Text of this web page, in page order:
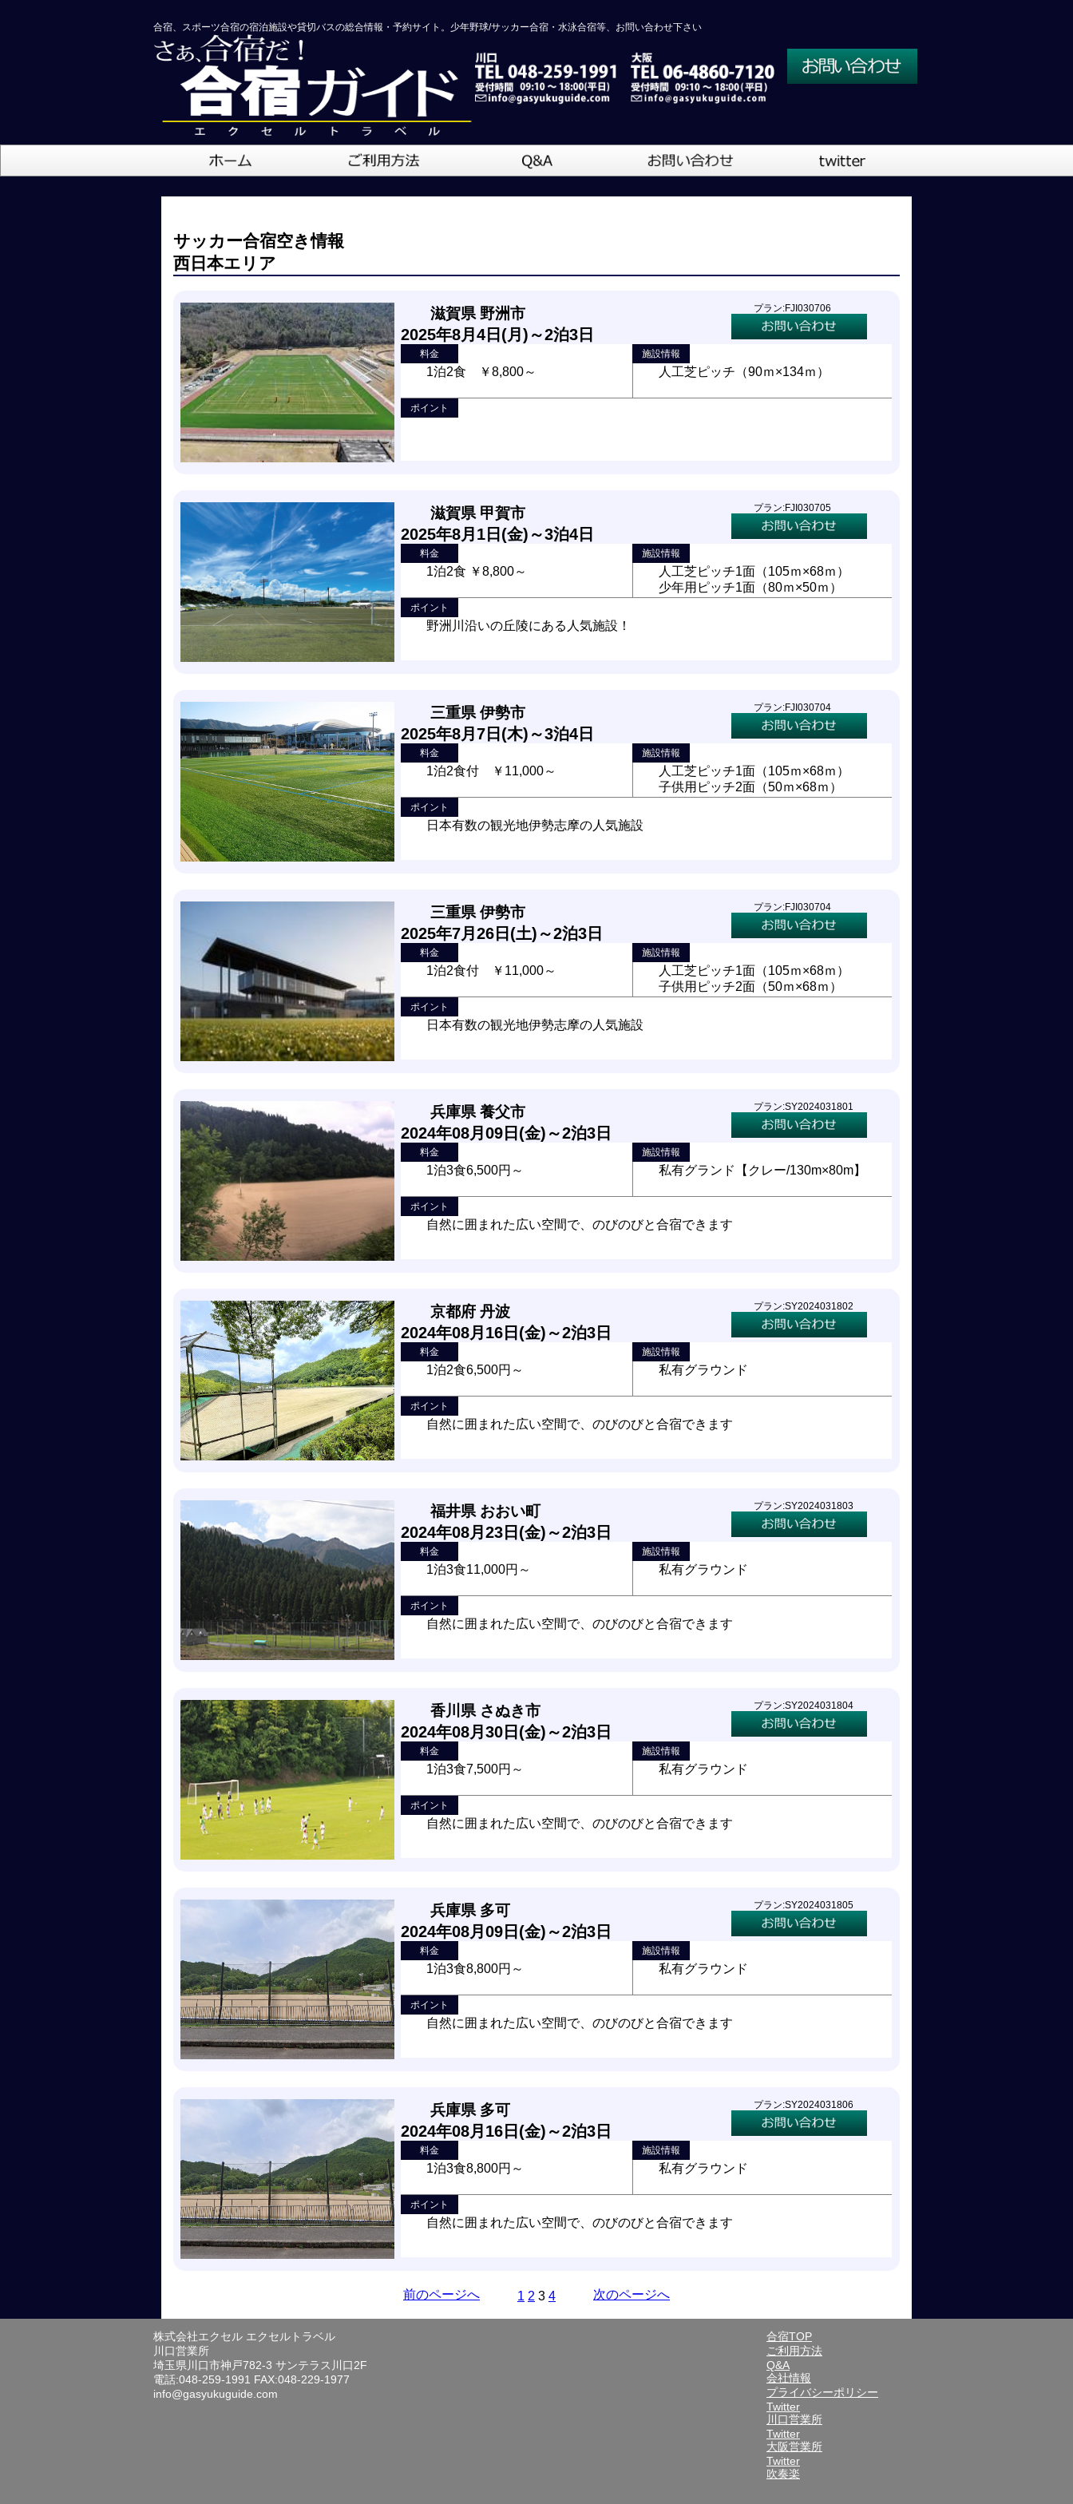
合宿、スポーツ合宿の宿泊施設や貸切バスの総合情報・予約サイト。少年野球/サッカー合宿・水泳合宿等、お問い合わせ下さい
サッカー合宿空き情報
西日本エリア
滋賀県 野洲市
2025年8月4日(月)～2泊3日
プラン:FJI030706
料金
1泊2食 ￥8,800～
施設情報
人工芝ピッチ（90ｍ×134ｍ）
ポイント
滋賀県 甲賀市
2025年8月1日(金)～3泊4日
プラン:FJI030705
料金
1泊2食 ￥8,800～
施設情報
人工芝ピッチ1面（105ｍ×68ｍ）
少年用ピッチ1面（80ｍ×50ｍ）
ポイント
野洲川沿いの丘陵にある人気施設！
三重県 伊勢市
2025年8月7日(木)～3泊4日
プラン:FJI030704
料金
1泊2食付 ￥11,000～
施設情報
人工芝ピッチ1面（105ｍ×68ｍ）
子供用ピッチ2面（50ｍ×68ｍ）
ポイント
日本有数の観光地伊勢志摩の人気施設
三重県 伊勢市
2025年7月26日(土)～2泊3日
プラン:FJI030704
料金
1泊2食付 ￥11,000～
施設情報
人工芝ピッチ1面（105ｍ×68ｍ）
子供用ピッチ2面（50ｍ×68ｍ）
ポイント
日本有数の観光地伊勢志摩の人気施設
兵庫県 養父市
2024年08月09日(金)～2泊3日
プラン:SY2024031801
料金
1泊3食6,500円～
施設情報
私有グランド【クレー/130m×80m】
ポイント
自然に囲まれた広い空間で、のびのびと合宿できます
京都府 丹波
2024年08月16日(金)～2泊3日
プラン:SY2024031802
料金
1泊2食6,500円～
施設情報
私有グラウンド
ポイント
自然に囲まれた広い空間で、のびのびと合宿できます
福井県 おおい町
2024年08月23日(金)～2泊3日
プラン:SY2024031803
料金
1泊3食11,000円～
施設情報
私有グラウンド
ポイント
自然に囲まれた広い空間で、のびのびと合宿できます
香川県 さぬき市
2024年08月30日(金)～2泊3日
プラン:SY2024031804
料金
1泊3食7,500円～
施設情報
私有グラウンド
ポイント
自然に囲まれた広い空間で、のびのびと合宿できます
兵庫県 多可
2024年08月09日(金)～2泊3日
プラン:SY2024031805
料金
1泊3食8,800円～
施設情報
私有グラウンド
ポイント
自然に囲まれた広い空間で、のびのびと合宿できます
兵庫県 多可
2024年08月16日(金)～2泊3日
プラン:SY2024031806
料金
1泊3食8,800円～
施設情報
私有グラウンド
ポイント
自然に囲まれた広い空間で、のびのびと合宿できます
前のページへ 1 2 3 4 次のページへ
株式会社エクセル エクセルトラベル
川口営業所
埼玉県川口市神戸782-3 サンテラス川口2F
電話:048-259-1991 FAX:048-229-1977
info@gasyukuguide.com
合宿TOP
ご利用方法
Q&A
会社情報
プライバシーポリシー
Twitter
川口営業所
Twitter
大阪営業所
Twitter
吹奏楽